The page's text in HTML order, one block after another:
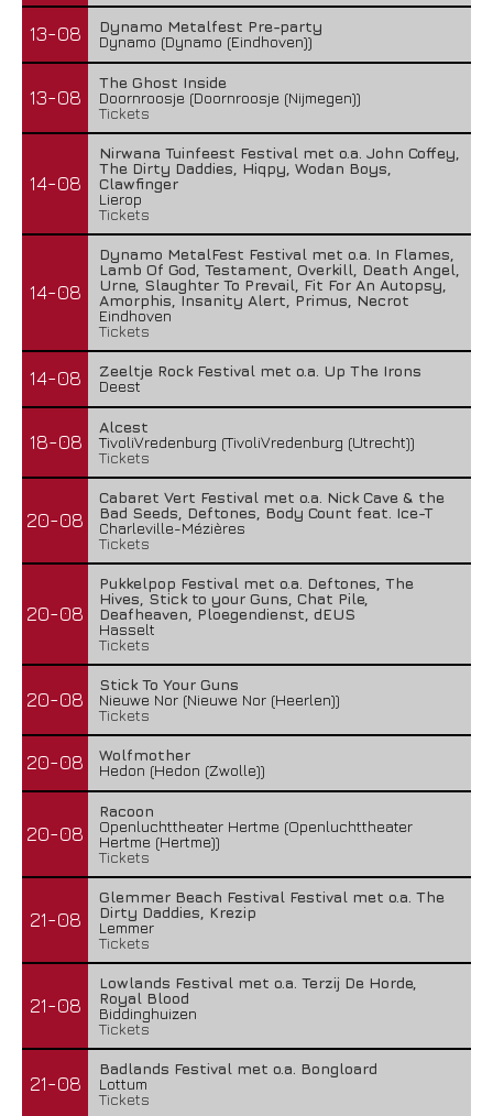
13-08
Dynamo Metalfest Pre-party
Dynamo (Dynamo (Eindhoven))
13-08
The Ghost Inside
Doornroosje (Doornroosje (Nijmegen))
Tickets
14-08
Nirwana Tuinfeest Festival met o.a. John Coffey,
The Dirty Daddies, Hiqpy, Wodan Boys,
Clawfinger
Lierop
Tickets
14-08
Dynamo MetalFest Festival met o.a. In Flames,
Lamb Of God, Testament, Overkill, Death Angel,
Urne, Slaughter To Prevail, Fit For An Autopsy,
Amorphis, Insanity Alert, Primus, Necrot
Eindhoven
Tickets
14-08
Zeeltje Rock Festival met o.a. Up The Irons
Deest
18-08
Alcest
TivoliVredenburg (TivoliVredenburg (Utrecht))
Tickets
20-08
Cabaret Vert Festival met o.a. Nick Cave & the
Bad Seeds, Deftones, Body Count feat. Ice-T
Charleville-Mézières
Tickets
20-08
Pukkelpop Festival met o.a. Deftones, The
Hives, Stick to your Guns, Chat Pile,
Deafheaven, Ploegendienst, dEUS
Hasselt
Tickets
20-08
Stick To Your Guns
Nieuwe Nor (Nieuwe Nor (Heerlen))
Tickets
20-08
Wolfmother
Hedon (Hedon (Zwolle))
20-08
Racoon
Openluchttheater Hertme (Openluchttheater
Hertme (Hertme))
Tickets
21-08
Glemmer Beach Festival Festival met o.a. The
Dirty Daddies, Krezip
Lemmer
Tickets
21-08
Lowlands Festival met o.a. Terzij De Horde,
Royal Blood
Biddinghuizen
Tickets
21-08
Badlands Festival met o.a. Bongloard
Lottum
Tickets